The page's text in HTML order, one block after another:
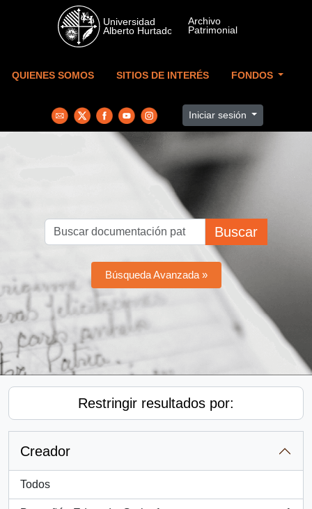
Skip to main content
QUIENES SOMOS SITIOS DE INTERÉS FONDOS
Iniciar sesión
Buscar
Búsqueda Avanzada »
Restringir resultados por:
Creador
Todos